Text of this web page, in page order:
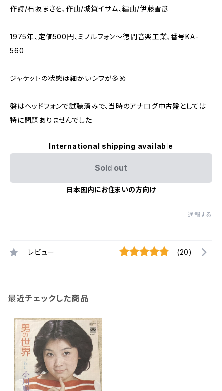
作詩/石坂まさを、作曲/城賀イサム、編曲/伊藤雪彦
1975年、定価500円、ミノルフォン～徳間音楽工業、番号KA-
560
ジャケットの状態は細かいシワが多め
盤はヘッドフォンで試聴済みで、当時のアナログ中古盤としては
特に問題ありませんでした
International shipping available
Sold out
日本国内にお住まいの方向け
通報する
レビュー (20)
最近チェックした商品